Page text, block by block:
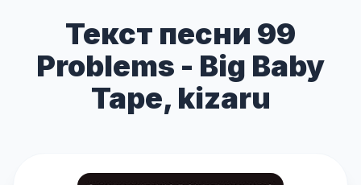
Текст песни 99
Problems - Big Baby
Tape, kizaru